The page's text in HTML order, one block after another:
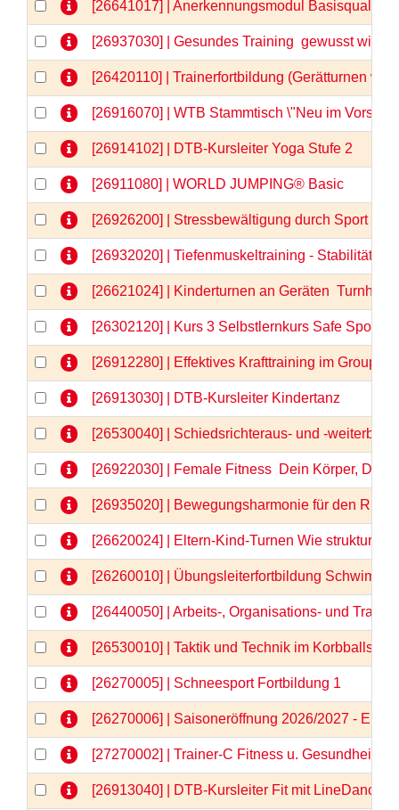
[26641017] | Anerkennungsmodul
[26937030] | Gesundes Training  gewusst wie
[26420110] | Trainerfortbildung (Gerätturnen
[26916070] | WTB Stammtisch \"Neu im
[26914102] | DTB-Kursleiter Yoga Stufe 2
[26911080] | WORLD JUMPING® Basic
[26926200] | Stressbewältigung durch Sport -
[26932020] | Tiefenmuskeltraining - Stabilität
[26621024] | Kinderturnen an Geräten 
[26302120] | Kurs 3 Selbstlernkurs Safe Sport
[26912280] | Effektives Krafttraining im
[26913030] | DTB-Kursleiter Kindertanz
[26530040] | Schiedsrichteraus- und -
[26922030] | Female Fitness  Dein Körper,
[26935020] | Bewegungsharmonie für den
[26620024] | Eltern-Kind-Turnen Wie
[26260010] | Übungsleiterfortbildung
[26440050] | Arbeits-, Organisations- und
[26530010] | Taktik und Technik im
[26270005] | Schneesport Fortbildung 1
[26270006] | Saisoneröffnung 2026/2027 -
[27270002] | Trainer-C Fitness u. Gesundheit
[26913040] | DTB-Kursleiter Fit mit LineDance